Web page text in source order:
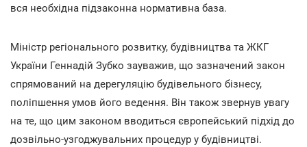
вся необхідна підзаконна нормативна база.
Міністр регіонального розвитку, будівництва та ЖКГ
України Геннадій Зубко зауважив, що зазначений закон
спрямований на дерегуляцію будівельного бізнесу,
поліпшення умов його ведення. Він також звернув увагу
на те, що цим законом вводиться європейський підхід до
дозвільно-узгоджувальних процедур у будівництві.